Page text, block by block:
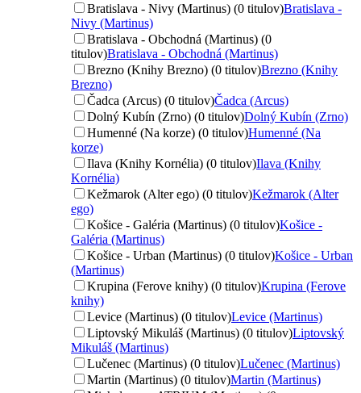
Bratislava - Nivy (Martinus) (0 titulov)Bratislava -
Nivy (Martinus)
Bratislava - Obchodná (Martinus) (0
titulov)Bratislava - Obchodná (Martinus)
Brezno (Knihy Brezno) (0 titulov)Brezno (Knihy
Brezno)
Čadca (Arcus) (0 titulov)Čadca (Arcus)
Dolný Kubín (Zrno) (0 titulov)Dolný Kubín (Zrno)
Humenné (Na korze) (0 titulov)Humenné (Na
korze)
Ilava (Knihy Kornélia) (0 titulov)Ilava (Knihy
Kornélia)
Kežmarok (Alter ego) (0 titulov)Kežmarok (Alter
ego)
Košice - Galéria (Martinus) (0 titulov)Košice -
Galéria (Martinus)
Košice - Urban (Martinus) (0 titulov)Košice - Urban
(Martinus)
Krupina (Ferove knihy) (0 titulov)Krupina (Ferove
knihy)
Levice (Martinus) (0 titulov)Levice (Martinus)
Liptovský Mikuláš (Martinus) (0 titulov)Liptovský
Mikuláš (Martinus)
Lučenec (Martinus) (0 titulov)Lučenec (Martinus)
Martin (Martinus) (0 titulov)Martin (Martinus)